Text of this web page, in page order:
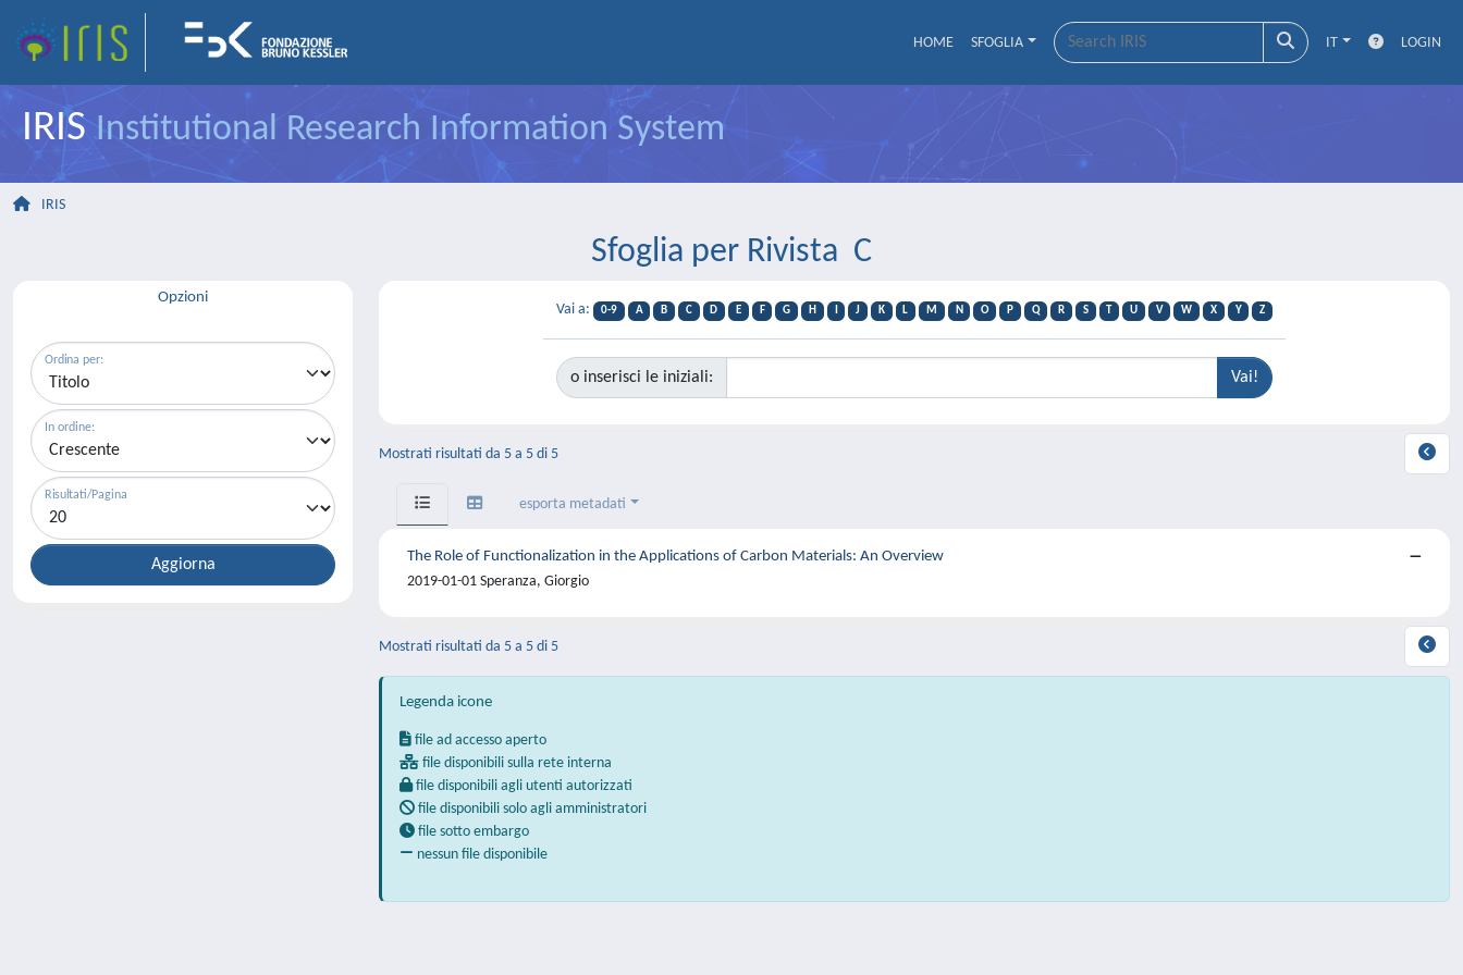
HOME SFOGLIA IT LOGIN
IRISInstitutional Research Information System
IRIS
Sfoglia per Rivista C
Opzioni
Ordina per:
In ordine:
Risultati/Pagina
Vai a: 0-9 A B C D E F G H J K L M N O P Q R S T U V W X Y Z
o inserisci le iniziali:
Mostrati risultati da 5 a 5 di 5
esporta metadati
The Role of Functionalization in the Applications of Carbon Materials: An Overview
2019-01-01 Speranza, Giorgio
Mostrati risultati da 5 a 5 di 5
Legenda icone
file ad accesso aperto
file disponibili sulla rete interna
file disponibili agli utenti autorizzati
file disponibili solo agli amministratori
file sotto embargo
nessun file disponibile